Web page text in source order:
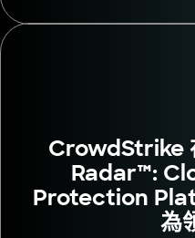
CrowdStrike
Radar™:
Protection
為